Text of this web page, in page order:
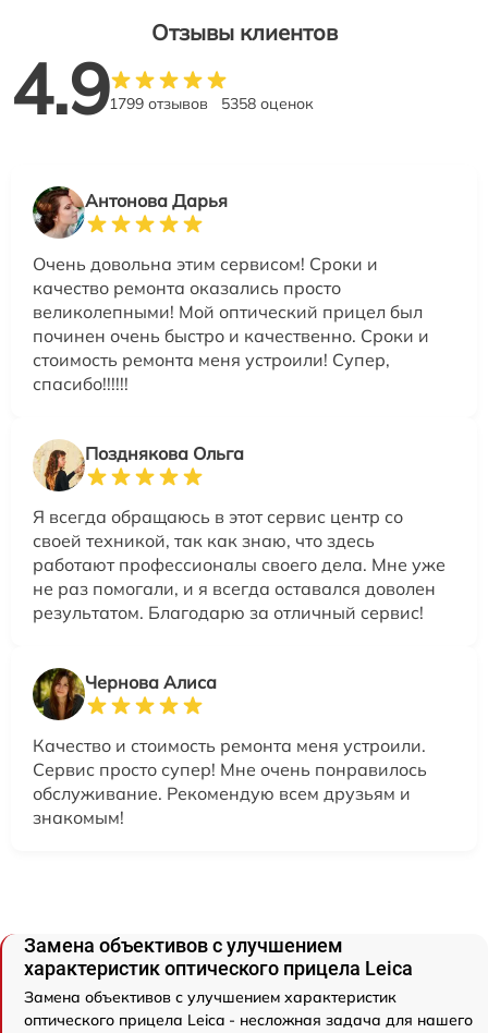
Отзывы клиентов
4.91799 отзывов 5358 оценок
Антонова Дарья
Очень довольна этим сервисом! Сроки и
качество ремонта оказались просто
великолепными! Мой оптический прицел был
починен очень быстро и качественно. Сроки и
стоимость ремонта меня устроили! Супер,
спасибо!!!!!!
Позднякова Ольга
Я всегда обращаюсь в этот сервис центр со
своей техникой, так как знаю, что здесь
работают профессионалы своего дела. Мне уже
не раз помогали, и я всегда оставался доволен
результатом. Благодарю за отличный сервис!
Чернова Алиса
Качество и стоимость ремонта меня устроили.
Сервис просто супер! Мне очень понравилось
обслуживание. Рекомендую всем друзьям и
знакомым!
Замена объективов с улучшением
характеристик оптического прицела Leica
Замена объективов с улучшением характеристик
оптического прицела Leica - несложная задача для нашего